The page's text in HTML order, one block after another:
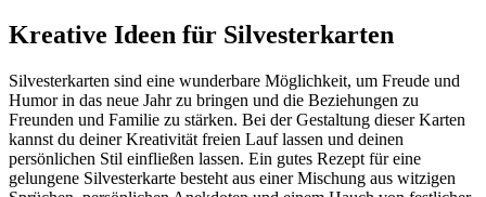
Kreative Ideen für Silvesterkarten
Silvesterkarten sind eine wunderbare Möglichkeit, um Freude und
Humor in das neue Jahr zu bringen und die Beziehungen zu
Freunden und Familie zu stärken. Bei der Gestaltung dieser Karten
kannst du deiner Kreativität freien Lauf lassen und deinen
persönlichen Stil einfließen lassen. Ein gutes Rezept für eine
gelungene Silvesterkarte besteht aus einer Mischung aus witzigen